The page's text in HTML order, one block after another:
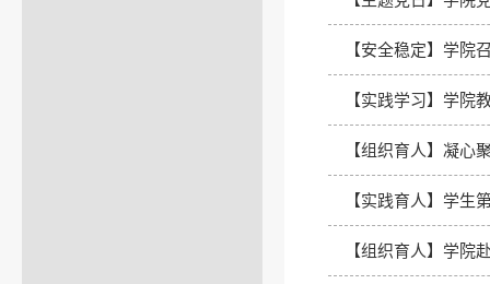
【安全稳定】学院
【实践学习】学院
【组织育人】凝
【实践育人】学生
【组织育人】学院